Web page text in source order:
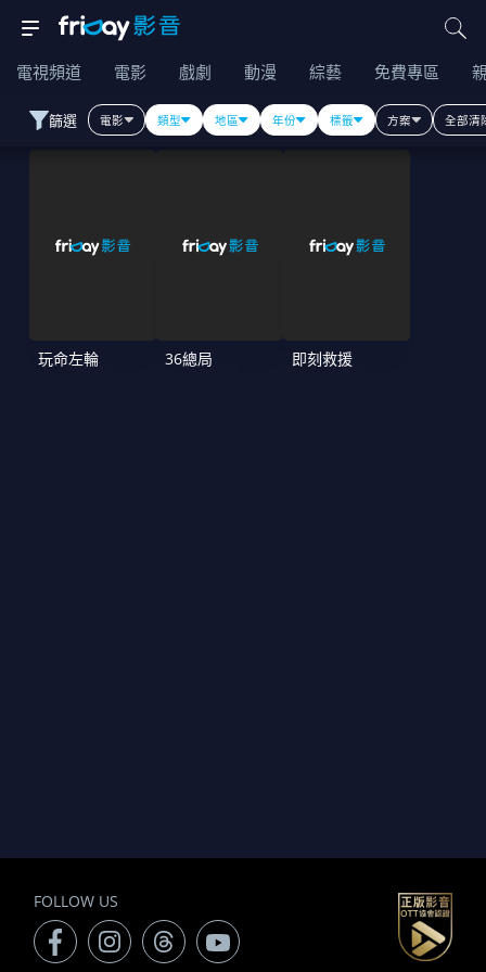
電視頻道 電影 戲劇 動漫 綜藝 免費專區
篩選 電影 類型 地區 年份 標籤 方案 全部清
玩命左輪 36總局 即刻救援
FOLLOW US